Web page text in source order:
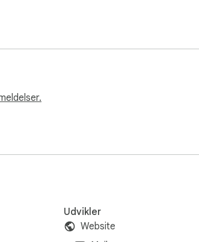
one click
file management
Udvikler
Website